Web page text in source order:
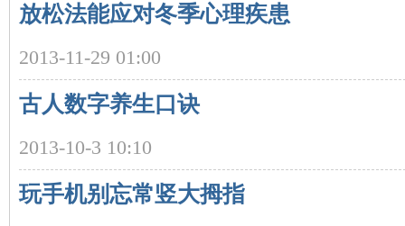
史
放松法能应对冬季心理疾患
2013-11-29 01:00
古人数字养生口诀
2013-10-3 10:10
玩手机别忘常竖大拇指